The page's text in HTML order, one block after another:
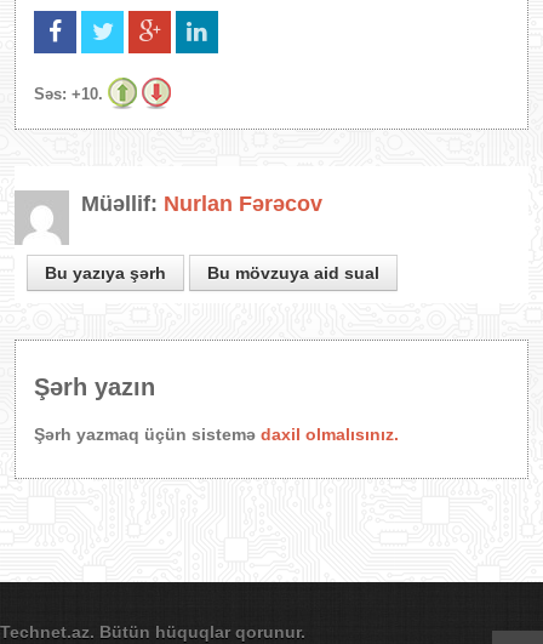
Səs: +10.
Müəllif: Nurlan Fərəcov
Bu yazıya şərh Bu mövzuya aid sual
Şərh yazın
Şərh yazmaq üçün sistemə daxil olmalısınız.
Technet.az. Bütün hüquqlar qorunur.